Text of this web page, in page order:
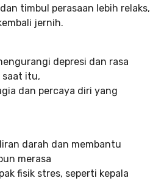
timbul perasaan lebih relaks,
jernih.
depresi dan rasa
saat itu,
dan percaya diri yang
darah dan membantu
merasa
fisik stres, seperti kepala